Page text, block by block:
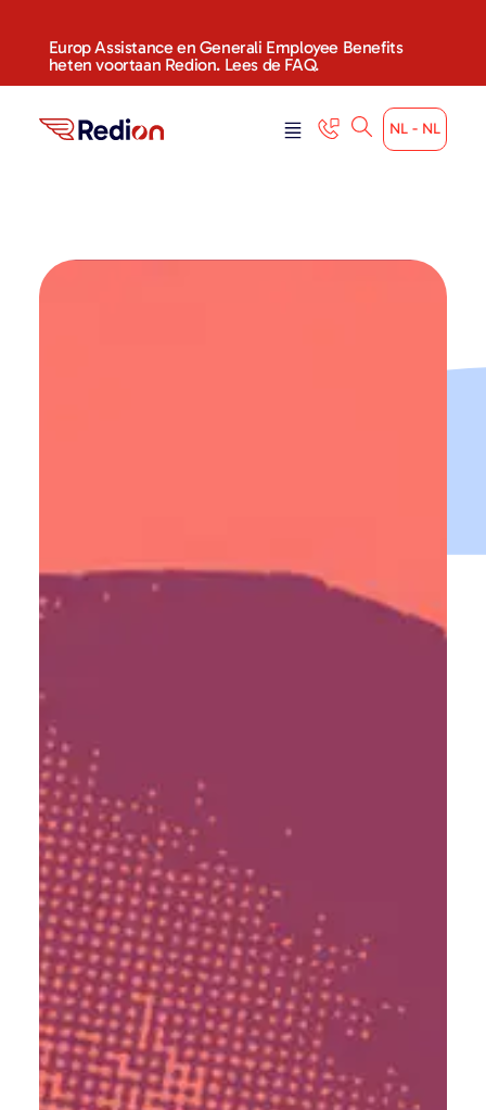
Europ Assistance en Generali Employee Benefits
heten voortaan Redion. Lees de FAQ.
NL - NL